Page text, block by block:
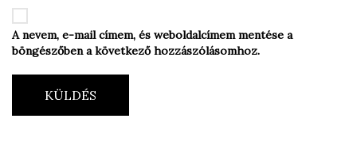
A nevem, e-mail címem, és weboldalcímem mentése a
böngészőben a következő hozzászólásomhoz.
KÜLDÉS